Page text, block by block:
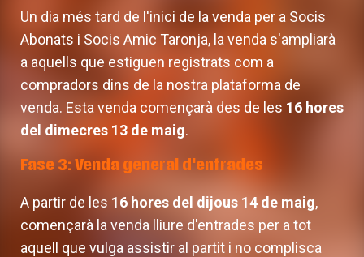
Un dia més tard de l'inici de la venda per a Socis
Abonats i Socis Amic Taronja, la venda s'ampliarà
a aquells que estiguen registrats com a
compradors dins de la nostra plataforma de
venda. Esta venda començarà des de les 16 hores
del dimecres 13 de maig.
Fase 3: Venda general d'entrades
A partir de les 16 hores del dijous 14 de maig,
començarà la venda lliure d'entrades per a tot
aquell que vulga assistir al partit i no complisca